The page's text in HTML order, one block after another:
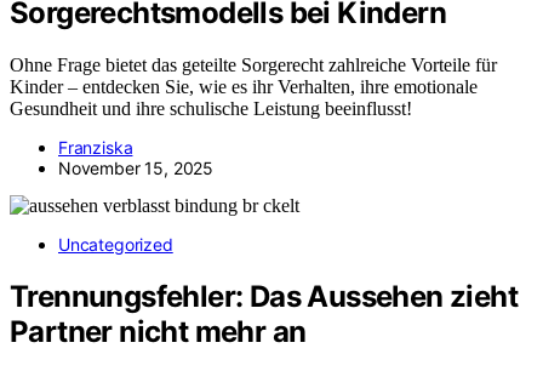
Sorgerechtsmodells bei Kindern
Ohne Frage bietet das geteilte Sorgerecht zahlreiche Vorteile für
Kinder – entdecken Sie, wie es ihr Verhalten, ihre emotionale
Gesundheit und ihre schulische Leistung beeinflusst!
Franziska
November 15, 2025
Uncategorized
Trennungsfehler: Das Aussehen zieht
Partner nicht mehr an